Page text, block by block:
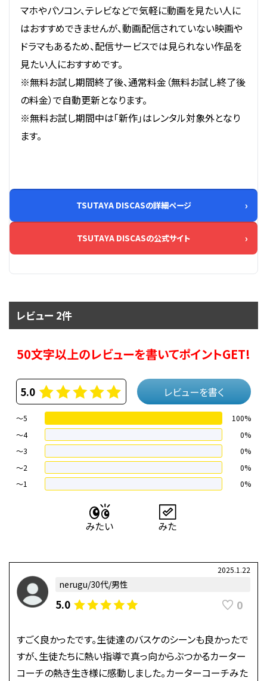
マホやパソコン、テレビなどで気軽に動画を見たい人に
はおすすめできませんが、動画配信されていない映画や
ドラマもあるため、配信サービスでは見られない作品を
見たい人におすすめです。
※無料お試し期間終了後、通常料金（無料お試し終了後
の料金）で自動更新となります。
※無料お試し期間中は「新作」はレンタル対象外となり
ます。
TSUTAYA DISCASの詳細ページ
TSUTAYA DISCASの公式サイト
レビュー 2件
50文字以上のレビューを書いてポイントGET!
5.0 レビューを書く
～5
100%
～4
0%
〜3
0%
〜2
0%
〜1
0%
2025.1.22
nerugu/30代/男性
5.0 0
すごく良かったです。生徒達のバスケのシーンも良かったで
すが、生徒たちに熱い指導で真っ向からぶつかるカーター
コーチの熱き生き様に感動しました。カーターコーチみた